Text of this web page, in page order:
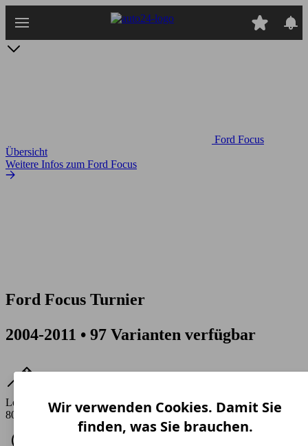
Hauptinhalt
Ford Focus
Übersicht
Weitere Infos zum Ford Focus
Ford Focus Turnier
2004-2011 • 97 Varianten verfügbar
Leistung
80 - 145 PSWir verwenden Cookies. Damit Sie
finden, was Sie brauchen.